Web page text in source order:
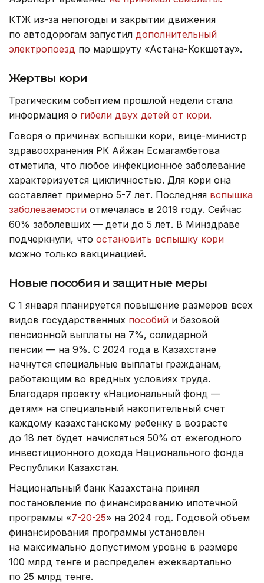
КТЖ из-за непогоды и закрытии движения
по автодорогам запустил дополнительный
электропоезд по маршруту «Астана-Кокшетау».
Жертвы кори
Трагическим событием прошлой недели стала
информация о гибели двух детей от кори.
Говоря о причинах вспышки кори, вице-министр
здравоохранения РК Айжан Есмагамбетова
отметила, что любое инфекционное заболевание
характеризуется цикличностью. Для кори она
составляет примерно 5-7 лет. Последняя вспышка
заболеваемости отмечалась в 2019 году. Сейчас
60% заболевших — дети до 5 лет. В Минздраве
подчеркнули, что остановить вспышку кори
можно только вакцинацией.
Новые пособия и защитные меры
С 1 января планируется повышение размеров всех
видов государственных пособий и базовой
пенсионной выплаты на 7%, солидарной
пенсии — на 9%. С 2024 года в Казахстане
начнутся специальные выплаты гражданам,
работающим во вредных условиях труда.
Благодаря проекту «Национальный фонд —
детям» на специальный накопительный счет
каждому казахстанскому ребенку в возрасте
до 18 лет будет начисляться 50% от ежегодного
инвестиционного дохода Национального фонда
Республики Казахстан.
Национальный банк Казахстана принял
постановление по финансированию ипотечной
программы «7-20-25» на 2024 год. Годовой объем
финансирования программы установлен
на максимально допустимом уровне в размере
100 млрд тенге и распределен ежеквартально
по 25 млрд тенге.